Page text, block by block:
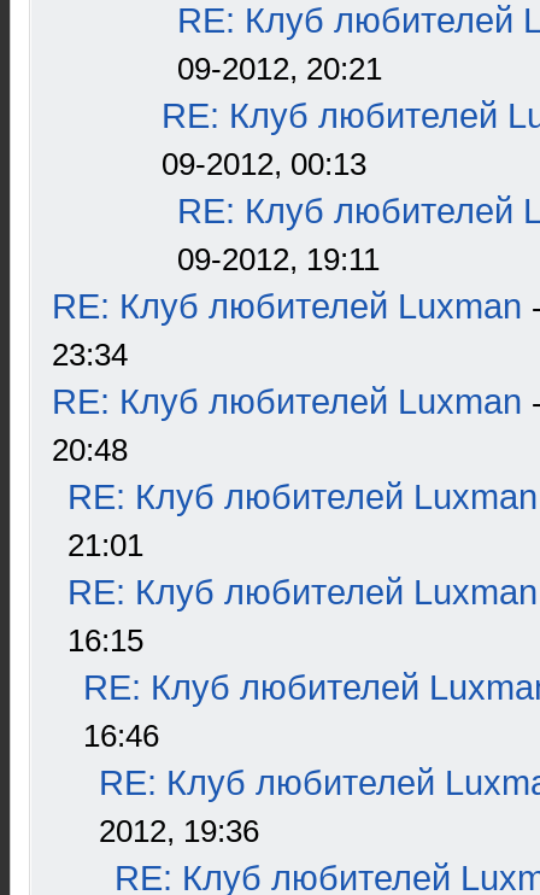
RE: Клуб любителей
09-2012, 20:21
RE: Клуб любителей
09-2012, 00:13
RE: Клуб любителей
09-2012, 19:11
RE: Клуб любителей Luxman
23:34
RE: Клуб любителей Luxman
20:48
RE: Клуб любителей Luxman
21:01
RE: Клуб любителей Luxman
16:15
RE: Клуб любителей
16:46
RE: Клуб любителей
2012, 19:36
RE: Клуб любителей